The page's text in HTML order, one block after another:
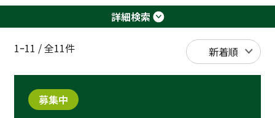
詳細検索
1ｰ11 /全11件
募集中
フリーテックナビの特徴